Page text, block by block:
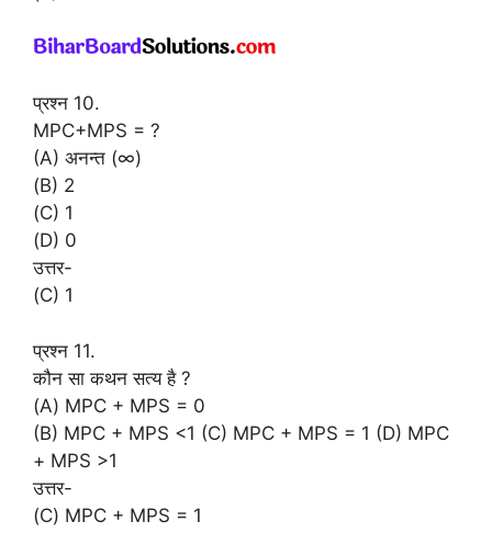
प्रश्न 10.
MPC+MPS = ?
(A) अनन्त (∞)
(B) 2
(C) 1
(D) 0
उत्तर-
(C) 1
प्रश्न 11.
कौन सा कथन सत्य है ?
(A) MPC + MPS = 0
(B) MPC + MPS <1 (C) MPC + MPS = 1 (D) MPC
+ MPS >1
उत्तर-
(C) MPC + MPS = 1